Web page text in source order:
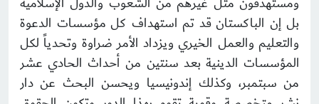
بل إن الباكستان قد تم استهداف كل مؤسسات الدعوة
والتعليم والعمل الخيري ويزداد الأمر ضراوة وتحدياً لكل
المؤسسات الدينية بعد سنتين من أحداث الحادي عشر
من سبتمبر، وكذلك إندونيسيا ويحسن البحث عن دار